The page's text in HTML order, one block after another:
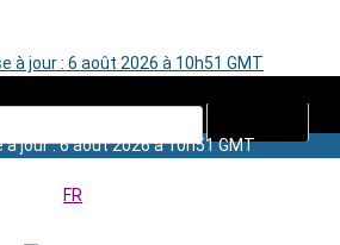
à jour : 6 août 2026 à 10h51 GMT
à jour : 6 août 2026 à 10h51 GMT
FR